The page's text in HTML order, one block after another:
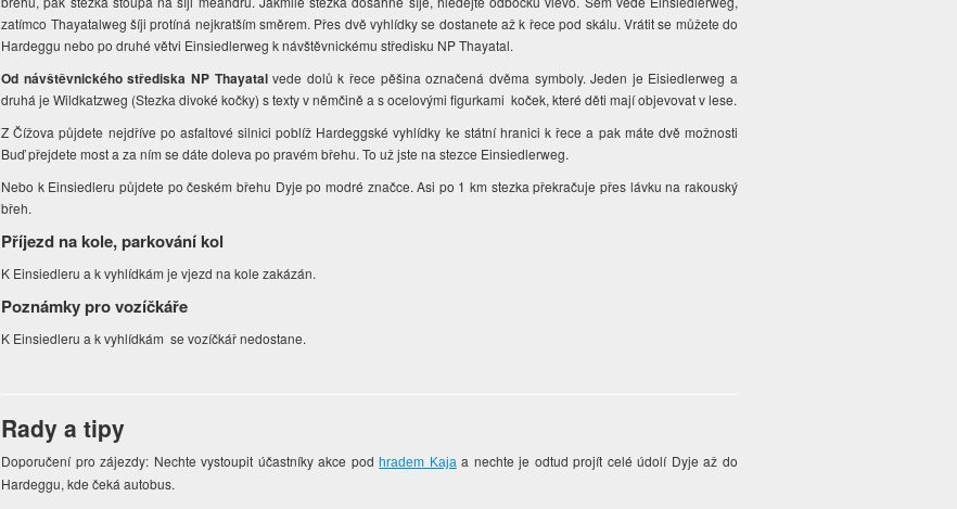
zatímco Thayatalweg šíji protíná nejkratším směrem. Přes dvě vyhlídky se dostanete až k řece pod skálu. Vrátit se můžete do
Hardeggu nebo po druhé větvi Einsiedlerweg k návštěvnickému středisku NP Thayatal.
Od návštěvnického střediska NP Thayatalvede dolů k řece pěšina označená dvěma symboly. Jeden je Eisiedlerweg a
druhá je Wildkatzweg (Stezka divoké kočky) s texty v němčině a s ocelovými figurkami koček, které děti mají objevovat v lese.
Z Čížova půjdete nejdříve po asfaltové silnici poblíž Hardeggské vyhlídky ke státní hranici k řece a pak máte dvě možnosti
Buď přejdete most a za ním se dáte doleva po pravém břehu. To už jste na stezce Einsiedlerweg.
Nebo k Einsiedleru půjdete po českém břehu Dyje po modré značce. Asi po 1 km stezka překračuje přes lávku na rakouský
břeh.
Příjezd na kole, parkování kol
K Einsiedleru a k vyhlídkám je vjezd na kole zakázán.
Poznámky pro vozíčkáře
K Einsiedleru a k vyhlídkám se vozíčkář nedostane.
Rady a tipy
Doporučení pro zájezdy: Nechte vystoupit účastníky akce podhradem Kaja a nechte je odtud projít celé údolí Dyje až do
Hardeggu, kde čeká autobus.